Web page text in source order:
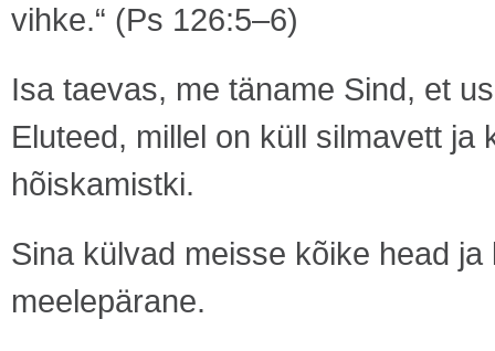
vihke.“ (Ps 126:5–6)
Isa taevas, me täname Sind, et
Eluteed, millel on küll silmavett
hõiskamistki.
Sina külvad meisse kõike head
meelepärane.